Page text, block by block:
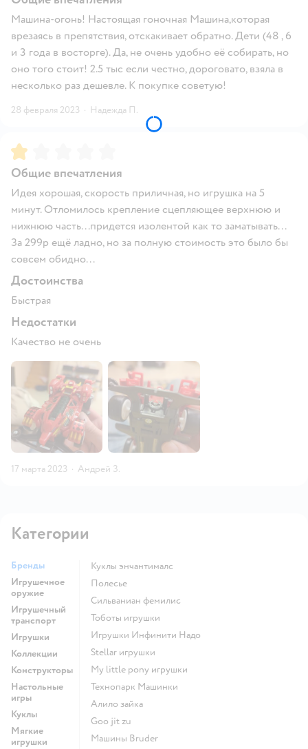
Машина-огонь! Настоящая гоночная Машина,которая
врезаясь в препятствия, отскакивает обратно. Дети (48 , 6
и 3 года в восторге). Да, не очень удобно её собирать, но
оно того стоит! 2.5 тыс если честно, дороговато, взяла в
несколько раз дешевле. К покупке советую!
28 февраля 2023 · Надежда П.
Рейтинг:
Общие впечатления
Идея хорошая, скорость приличная, но игрушка на 5
минут. Отломилось крепление сцепляющее верхнюю и
нижнюю часть...придется изолентой как то заматывать...
За 299р ещё ладно, но за полную стоимость это было бы
совсем обидно...
Достоинства
Быстрая
Недостатки
Качество не очень
17 марта 2023 · Андрей З.
Категории
Бренды
Игрушечное
оружие
Игрушечный
транспорт
Игрушки
Коллекции
Конструкторы
Настольные
игры
Куклы
Мягкие
игрушки
Куклы энчантималс
Полесье
Сильваниан фемилис
Тоботы игрушки
Игрушки Инфинити Надо
Stellar игрушки
my little pony игрушки
Технопарк Машинки
Алило зайка
Goo jit zu
Машины Bruder